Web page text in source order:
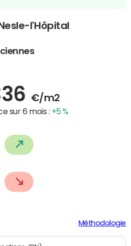
l'Hôpital
€/m2
sur 6 mois : +5 %
Méthodologie